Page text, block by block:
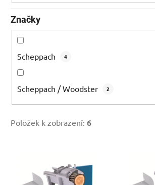
ů
Značky
Scheppach 4
Scheppach / Woodster 2
Položek k zobrazení: 6